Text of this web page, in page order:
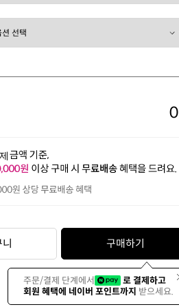
0
구매하기
주문/결제 단계에서
로 결제하고
회원 혜택에 네이버 포인트까지 받으세요.